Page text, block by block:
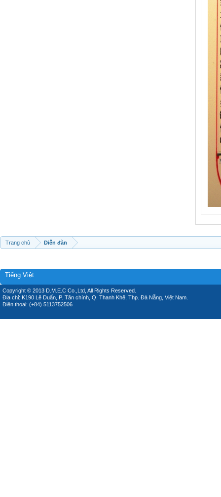
Trang chủ Diễn đàn
Tiếng Việt
Copyright © 2013 D.M.E.C Co.,Ltd, All Rights Reserved.
Địa chỉ: K190 Lê Duẩn, P. Tân chính, Q. Thanh Khê, Thp. Đà Nẵng, Việt Nam.
Điện thoại: (+84) 5113752506